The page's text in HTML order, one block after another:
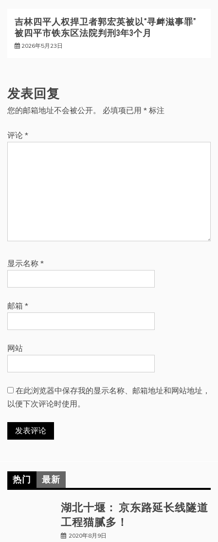
吉林四平人权捍卫者郭宏英被以“寻衅滋事罪”
被四平市铁东区法院判刑3年3个月
2026年5月23日
发表回复
您的邮箱地址不会被公开。 必填项已用 * 标注
评论 *
显示名称 *
邮箱 *
网站
在此浏览器中保存我的显示名称、邮箱地址和网站地址，
以便下次评论时使用。
热门 最新
湖北十堰： 京东路延长线隧道
工程猫腻多！
2020年8月9日